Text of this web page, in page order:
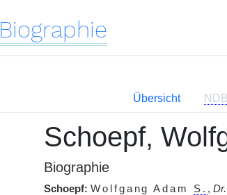
Biographie
Übersicht NDB
Schoepf,
Biographie
Schoepf: Wolfgang Adam S. ,